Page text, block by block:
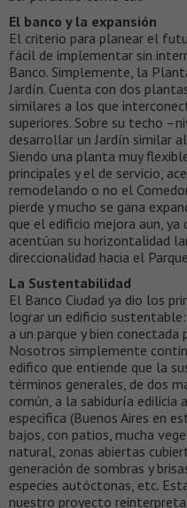
El banco y la expansión
El criterio para planear el
fácil de implementar sin
Banco. Simplemente, la
Jardín. Cuenta con dos
similares a los que
superiores. Sobre su techo
desarrollar un Jardín similar
Siendo una planta muy
principales y el de servicio,
remodelando o no el
pierde y mucho se gana
que el edificio mejora aun,
acentúan su horizontalidad
direccionalidad hacia el
La Sustentabilidad
El Banco Ciudad ya dio los
lograr un edificio
a un parque y bien
Nosotros simplemente
edifico que entiende que la
términos generales, de dos
común, a la sabiduría edilicia
especifica (Buenos Aires en
bajos, con patios, mucha
natural, zonas abiertas
generación de sombras y
especies autóctonas, etc.
nuestro proyecto